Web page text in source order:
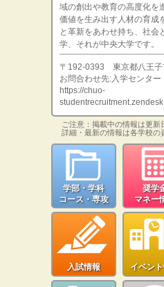
域の創出や教育の高度化を
価値を生み出す人材の育成
と革新をあわせ持ち、社会
学、それが中央大学です。
〒192-0393 東京都八王子
お問合わせ先:入学センター
https://chuo-
ご注意：掲載中の情報は更新
詳細・最新の情報は各学校の
学部・学科
コース・専攻
奨学
マネー
入試情報 イベン